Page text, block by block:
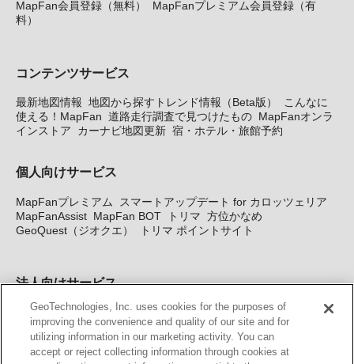
MapFan会員登録（無料）
MapFanプレミアム会員登録（有
料）
コンテンツサービス
最新地図情報 地図から探すトレンド情報（Beta版）
こんなに
使える！MapFan 道路走行調査で見つけたもの MapFanオンラ
インストア
カーナビ地図更新 宿・ホテル・旅館予約
個人向けサービス
MapFanプレミアム
スマートアップデート for カロッツェリア
MapFanAssist MapFan BOT トリマ 方位かなめ
GeoQuest（ジオクエ）
トリマ ポイントサイト
法人向けサービス
法人向け地図・位置情報サービス WEBサイト・システム向け地
図API Windows PC向け地図開発キット MapFan DB 住所確認
サービス
MAP WORLD+ トリマ広告 Geo-Research
GeoTechnologies, Inc. uses cookies for the purposes of
improving the convenience and quality of our site and for
utilizing information in our marketing activity. You can
accept or reject collecting information through cookies at